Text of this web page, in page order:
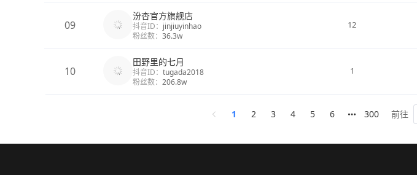
09
汾杏官方旗舰店
抖音ID： jinjiuyinhao
粉丝数： 36.3w
12
10
田野里的七月
抖音ID： tugada2018
粉丝数： 206.8w
1
1 2 3 4 5 6 300 前往